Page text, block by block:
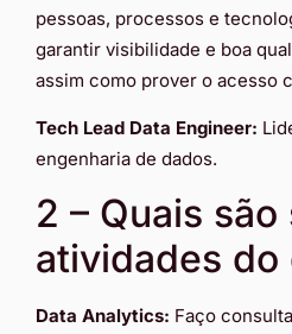
pessoas, processos e
garantir visibilidade e boa
assim como prover o acesso
Tech Lead Data Engineer:
engenharia de dados.
2 – Quais são
atividades do
Data Analytics: Faço